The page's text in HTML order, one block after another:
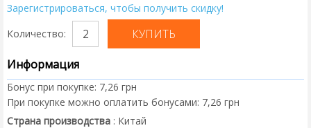
Зарегистрироваться, чтобы получить скидку!
Количество:
Информация
Бонус при покупке: 7,26 грн
При покупке можно оплатить бонусами: 7,26 грн
Страна производства : Китай